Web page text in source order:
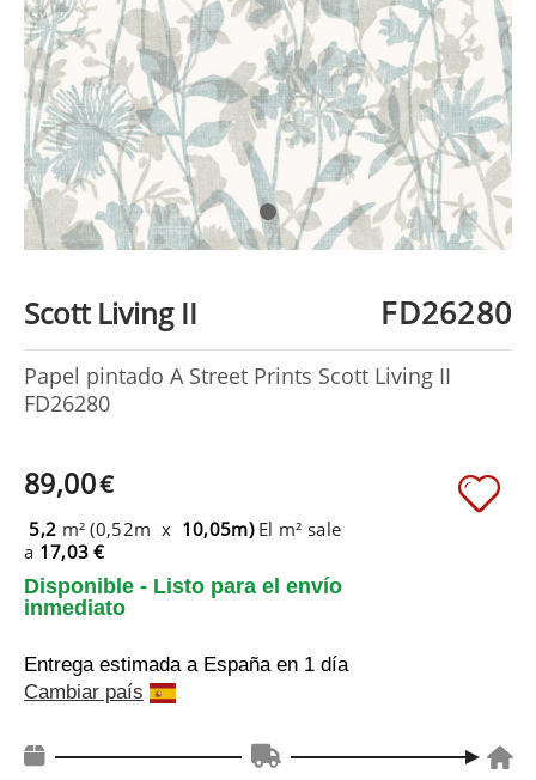
Scott Living II FD26280
Papel pintado A Street Prints Scott Living II
FD26280
89,00€
5,2 m² (0,52m x 10,05m) El m² sale
a 17,03 €
Disponible - Listo para el envío
inmediato
Entrega estimada a España en 1 día
Cambiar país